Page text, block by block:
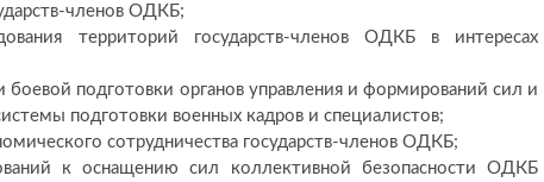
членов ОДКБ;
территорий государств-членов ОДКБ в интересах
подготовки органов управления и формирований сил и
подготовки военных кадров и специалистов;
сотрудничества государств-членов ОДКБ;
к оснащению сил коллективной безопасности ОДКБ